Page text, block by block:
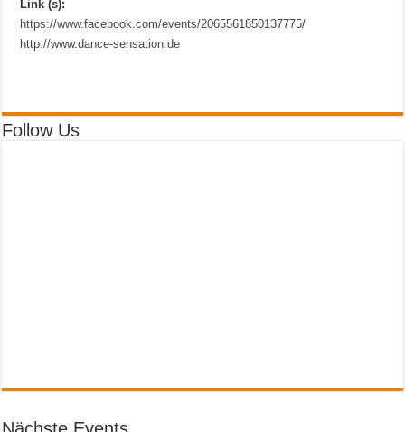
Link (s):
https://www.facebook.com/events/2065561850137775/
http://www.dance-sensation.de
Follow Us
Nächste Events